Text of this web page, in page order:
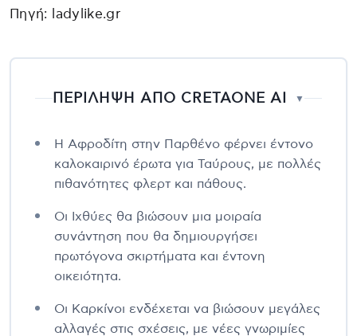
Πηγή: ladylike.gr
ΠΕΡΙΛΗΨΗ ΑΠΟ CRETAONE AI ▼
Η Αφροδίτη στην Παρθένο φέρνει έντονο
καλοκαιρινό έρωτα για Ταύρους, με πολλές
πιθανότητες φλερτ και πάθους.
Οι Ιχθύες θα βιώσουν μια μοιραία
συνάντηση που θα δημιουργήσει
πρωτόγονα σκιρτήματα και έντονη
οικειότητα.
Οι Καρκίνοι ενδέχεται να βιώσουν μεγάλες
αλλαγές στις σχέσεις, με νέες γνωριμίες